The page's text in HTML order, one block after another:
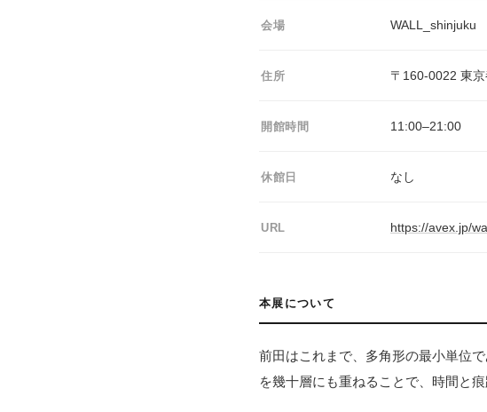
会場 WALL_shinjuku
住所 〒160-0022 東
開館時間 11:00–21:00
休館日 なし
URL https://avex.jp/
本展について
前田はこれまで、多角形の最小単位
を幾十層にも重ねることで、時間と